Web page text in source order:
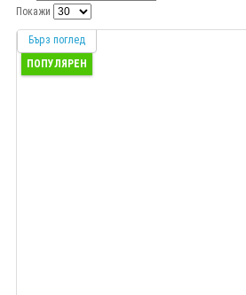
Покажи
Бърз поглед
ПОПУЛЯРЕН